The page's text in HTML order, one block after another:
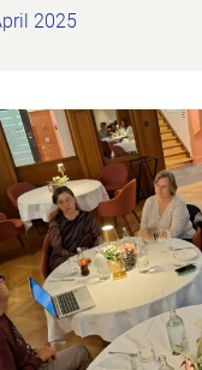
2025
Rückblick